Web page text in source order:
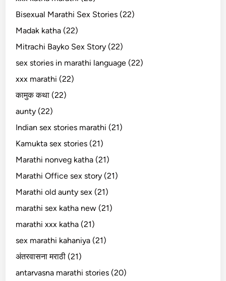
Bisexual Marathi Sex Stories (22)
Madak katha (22)
Mitrachi Bayko Sex Story (22)
sex stories in marathi language (22)
xxx marathi (22)
कामुक कथा (22)
aunty (22)
Indian sex stories marathi (21)
Kamukta sex stories (21)
Marathi nonveg katha (21)
Marathi Office sex story (21)
Marathi old aunty sex (21)
marathi sex katha new (21)
marathi xxx katha (21)
sex marathi kahaniya (21)
अंतरवासना मराठी (21)
antarvasna marathi stories (20)